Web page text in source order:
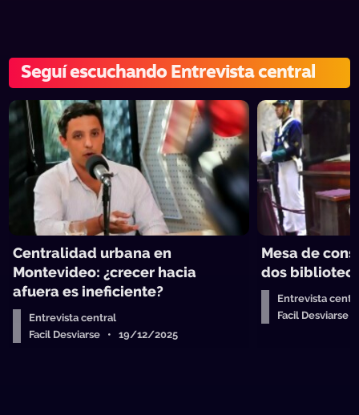
Seguí escuchando Entrevista central
Centralidad urbana en
Montevideo: ¿crecer hacia
afuera es ineficiente?
Entrevista central
Facil Desviarse • 19/12/2025
Mesa de
dos
Entrevista
Facil Desviarse